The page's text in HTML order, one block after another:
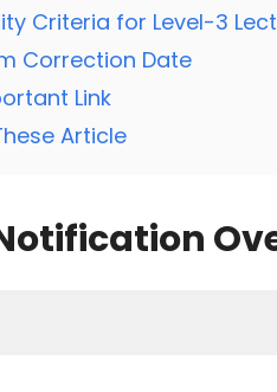
Criteria for Level-3
Correction Date
Link
Article
Notification